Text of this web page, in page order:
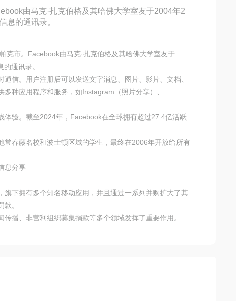
由马克·扎克伯格及其哈佛大学室友于2004年2
息的通讯录。
克市。Facebook由马克·扎克伯格及其哈佛大学室友于
通讯录。
信。用户注册后可以发送文字消息、图片、影片、文档、
种应用程序和服务，如Instagram（照片分享）、
验。截至2024年，Facebook在全球拥有超过27.4亿活跃
春藤名校和波士顿区域的学生，最终在2006年开放给所有
息分享
下拥有多个知名移动应用，并且通过一系列并购扩大了其
。
播、非营利组织募集捐款等多个领域发挥了重要作用。